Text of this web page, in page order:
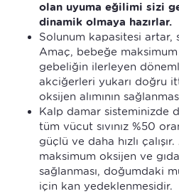
olan uyuma eğilimi sizi
dinamik olmaya hazırlar.
Solunum kapasitesi artar,
Amaç, bebeğe
gebeliğin ilerleyen
akciğerleri yukarı doğru
oksijen alımının
Kalp damar sisteminizde
tüm vücut sıvınız %50
güçlü ve daha hızlı
maksimum oksijen ve
sağlanması, doğumdaki
için kan yedeklenmesidir.